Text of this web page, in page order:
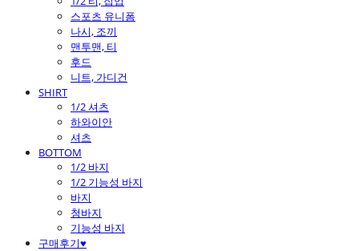
스포츠 유니폼
나시, 조끼
맨투맨, 티
후드
니트, 가디건
SHIRT
1/2 셔츠
하와이안
셔츠
BOTTOM
1/2 바지
1/2 기능성 바지
바지
청바지
기능성 바지
구매후기♥